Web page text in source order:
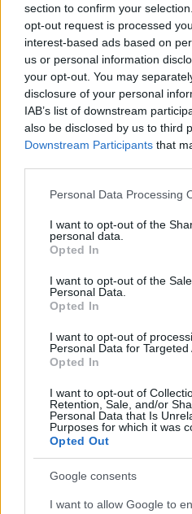
section to confirm your
opt-out request is processed
interest-based ads based on
us or personal information
your opt-out. You may
disclosure of your personal
IAB’s list of downstream
also be disclosed by us to third
Downstream Participants that
Please note that this website/
not limited to your visit or usage
grant or deny consent to
use your data for below
consent section.
Personal Data Processing
I want to opt-out of the
personal data.
Opted In
I want to opt-out of the
Personal Data.
Opted In
I want to opt-out of
Personal Data for Targeted
Opted In
I want to opt-out of
Retention, Sale, and/or
Personal Data that Is
Purposes for which it was
Opted Out
Google consents
I want to allow Google to
Kedvenc cikkek
Az első hónap csak
ki!
Már előfizetőnk?Ha
Online-on, kattintson
Szerző
Ismerje meg